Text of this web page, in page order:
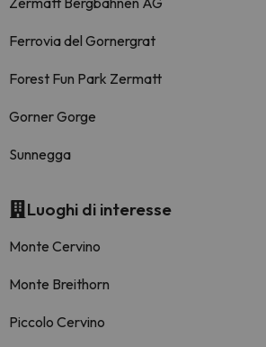
Ferrovia del Gornergrat
Forest Fun Park Zermatt
Gorner Gorge
Sunnegga
Luoghi di interesse
Monte Cervino
Monte Breithorn
Piccolo Cervino